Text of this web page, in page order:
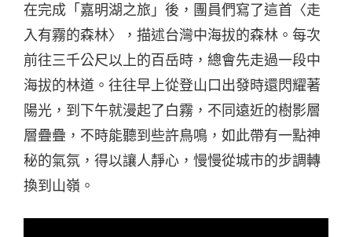
在完成「嘉明湖之旅」後，團員們寫了這首〈走
入有霧的森林〉，描述台灣中海拔的森林。每次
前往三千公尺以上的百岳時，總會先走過一段中
海拔的林道。往往早上從登山口出發時還閃耀著
陽光，到下午就漫起了白霧，不同遠近的樹影層
層疊疊，不時能聽到些許鳥鳴，如此帶有一點神
秘的氣氛，得以讓人靜心，慢慢從城市的步調轉
換到山嶺。